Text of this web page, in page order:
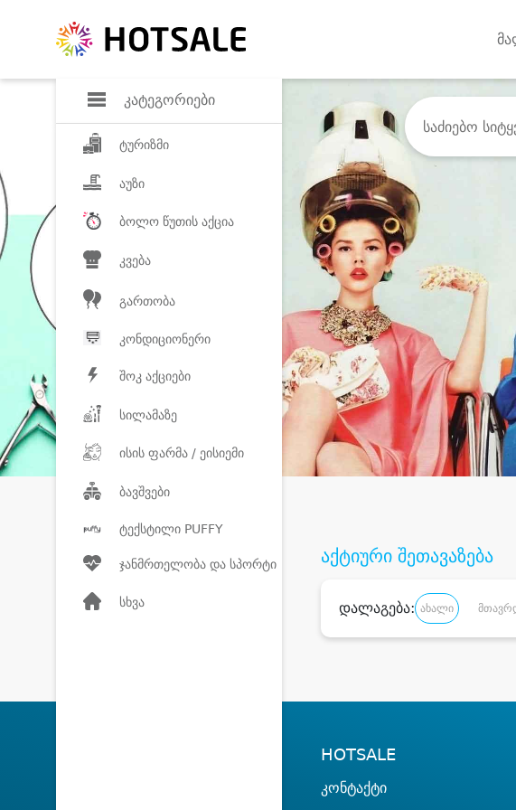
კატეგორიები
ტურიზმი
აუზი
ბოლო წუთის აქცია
კვება
გართობა
კონდიციონერი
შოკ აქციები
სილამაზე
ისის ფარმა / ეისიემი
ბავშვები
ტექსტილი PUFFY
ჯანმრთელობა და სპორტი
სხვა
შეიძინე
აქტიური შეთავაზება
დალაგება: ახალი
HOTSALE
კონტაქტი